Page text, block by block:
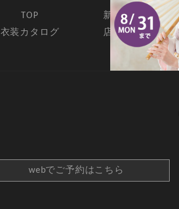
TOP 新着情報
衣装カタログ
店舗情報
webでご予約はこちら